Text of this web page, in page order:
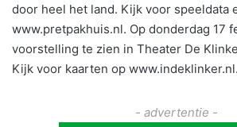
door heel het land. Kijk voor speeldata
www.pretpakhuis.nl. Op donderdag 17
voorstelling te zien in Theater De
Kijk voor kaarten op www.indeklinker.nl.
- advertentie -